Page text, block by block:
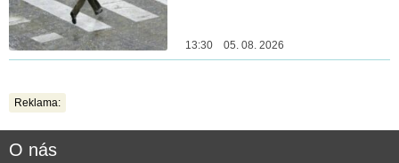
13:30 05. 08. 2026
Reklama:
O nás